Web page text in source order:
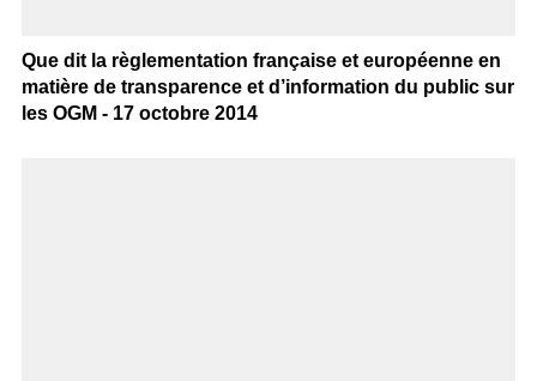
Que dit la règlementation française et européenne en
matière de transparence et d’information du public sur
les OGM - 17 octobre 2014